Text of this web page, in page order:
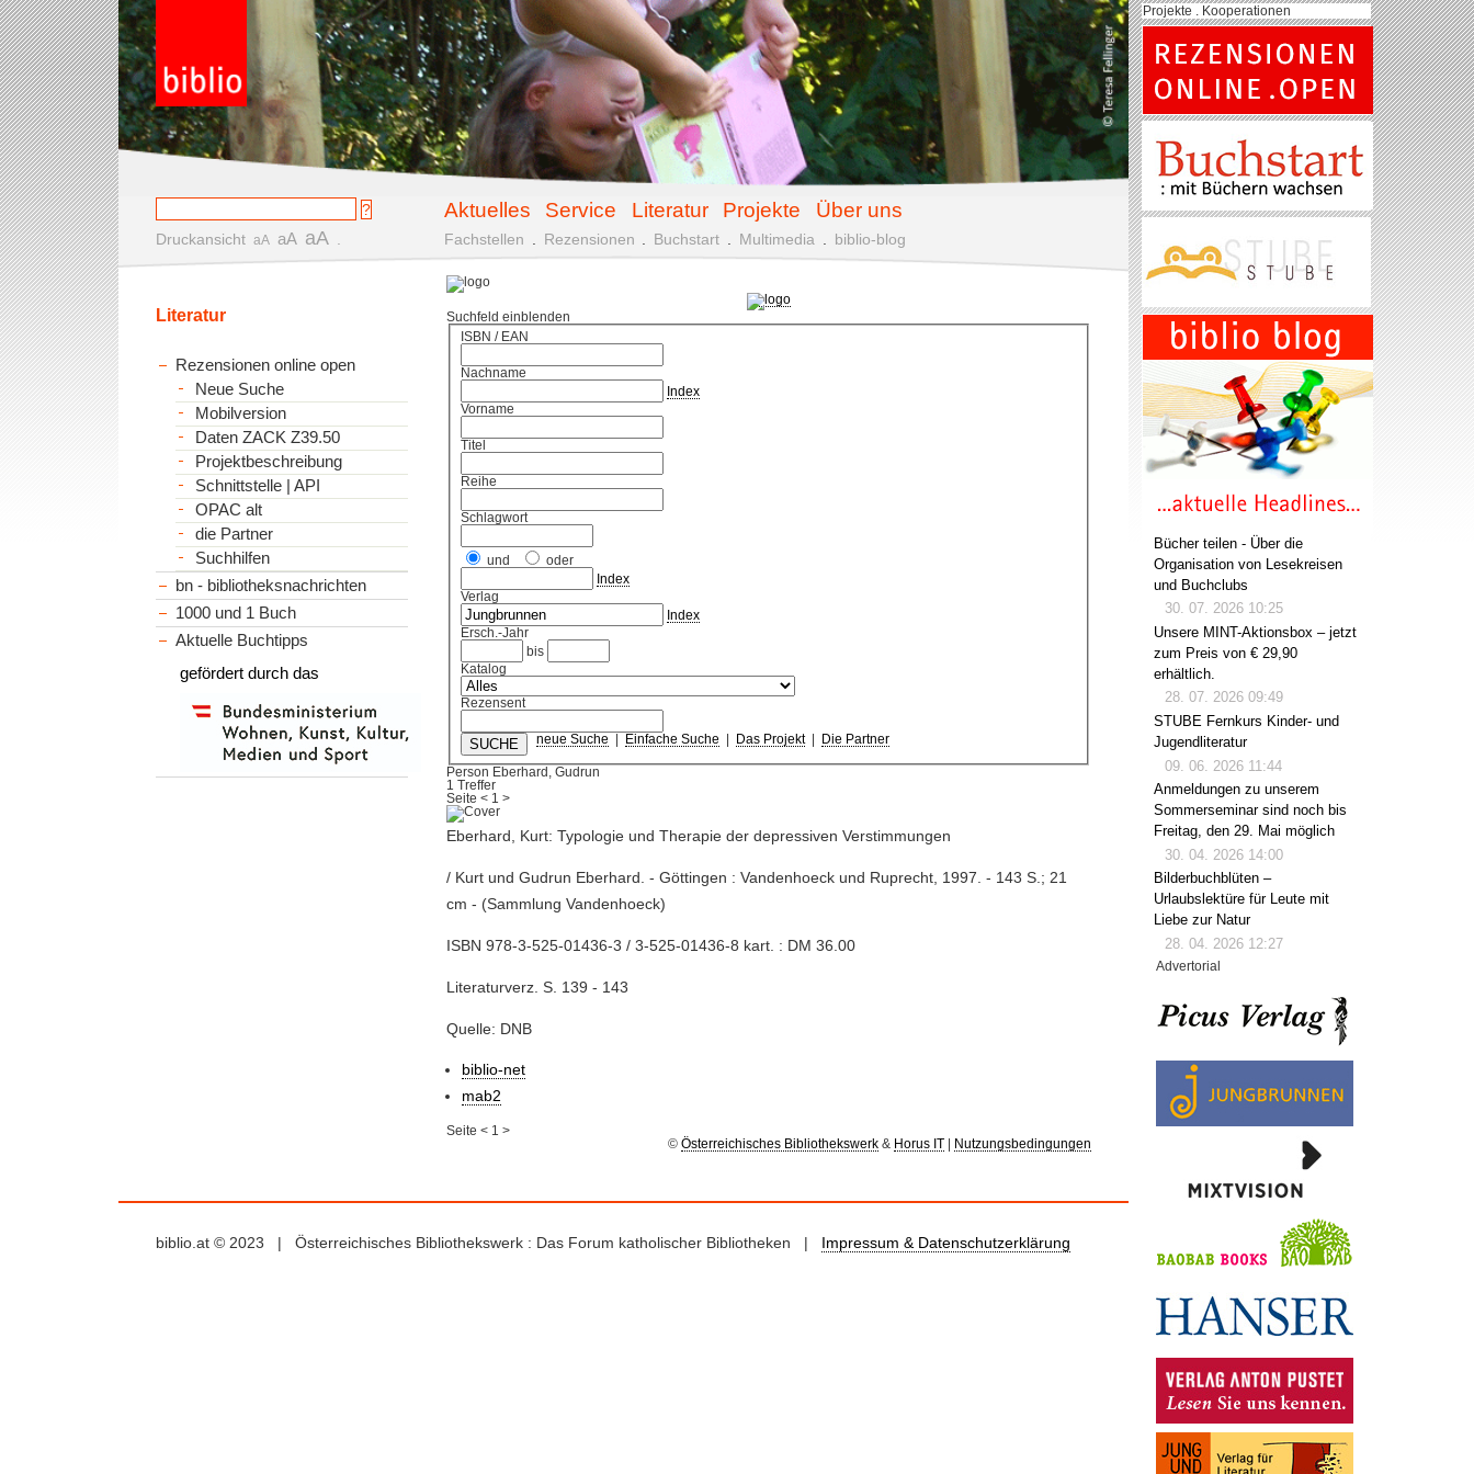
Aktuelles Service Literatur Projekte Über uns
Druckansicht aA aA aA Fachstellen Rezensionen Buchstart Multimedia biblio-blog
Suchfeld einblenden
ISBN / EAN
Nachname
Index
Vorname
Titel
Reihe
Schlagwort
und
oder
Index
Verlag
Index
Ersch.-Jahr
bis
Katalog
Rezensent
neue Suche Einfache Suche Das Projekt| Die Partner
Person Eberhard, Gudrun
1 Treffer
Seite< 1 >
Eberhard, Kurt: Typologie und Therapie der depressiven Verstimmungen
/ Kurt und Gudrun Eberhard. - Göttingen : Vandenhoeck und Ruprecht, 1997. - 143 S.; 21
cm - (Sammlung Vandenhoeck)
ISBN 978-3-525-01436-3 / 3-525-01436-8 kart. : DM 36.00
Literaturverz. S. 139 - 143
Quelle: DNB
biblio-net
mab2
Seite< 1 >
© Österreichisches Bibliothekswerk& Horus IT| Nutzungsbedingungen
Literatur
Rezensionen online open
Neue Suche
Mobilversion
Daten ZACK Z39.50
Projektbeschreibung
Schnittstelle | API
OPAC alt
die Partner
Suchhilfen
bn - bibliotheksnachrichten
1000 und 1 Buch
Aktuelle Buchtipps
gefördert durch das
biblio.at © 2023 | Österreichisches Bibliothekswerk : Das Forum katholischer Bibliotheken | Impressum & Datenschutzerklärung
Projekte . Kooperationen
Bücher teilen - Über die
Organisation von Lesekreisen
und Buchclubs
30. 07. 2026 10:25
Unsere MINT-Aktionsbox – jetzt
zum Preis von € 29,90
erhältlich.
28. 07. 2026 09:49
STUBE Fernkurs Kinder- und
Jugendliteratur
09. 06. 2026 11:44
Anmeldungen zu unserem
Sommerseminar sind noch bis
Freitag, den 29. Mai möglich
30. 04. 2026 14:00
Bilderbuchblüten –
Urlaubslektüre für Leute mit
Liebe zur Natur
28. 04. 2026 12:27
Advertorial